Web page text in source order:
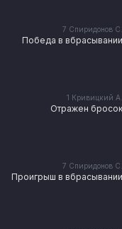
7 Спиридонов С.
Победа в вбрасывании
1 Кривицкий А.
Отражен бросок
7 Спиридонов С.
Проигрыш в вбрасывании